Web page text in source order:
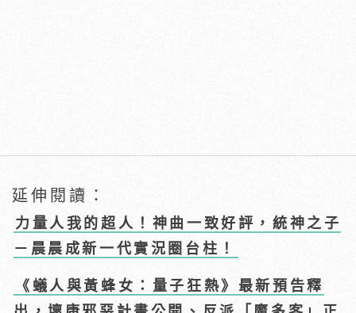
延伸閱讀：
力量人我的超人！神曲一致好評，統神之子
－晨晨成新一代實況圈台柱！
《蟻人與黃蜂女：量子狂熱》最新預告釋